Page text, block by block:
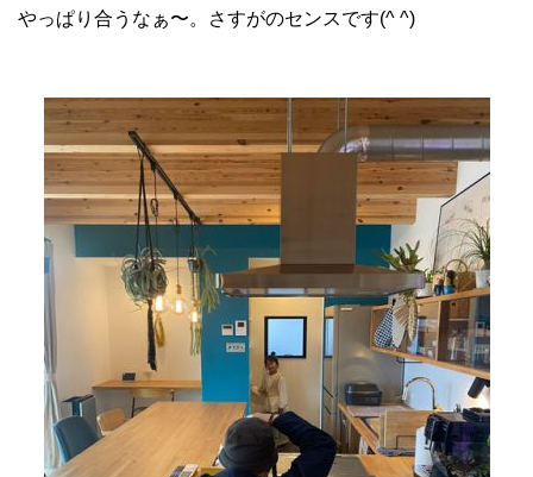
やっぱり合うなぁ〜。さすがのセンスです(^ ^)